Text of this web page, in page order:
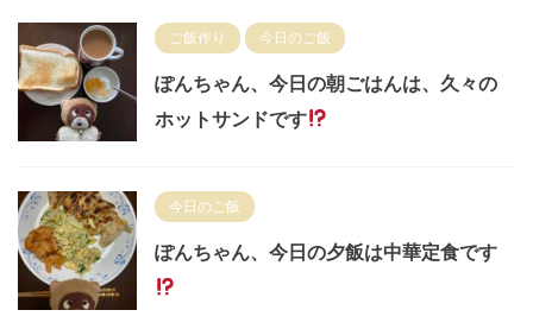
ご飯作り 今日のご飯
ぽんちゃん、今日の朝ごはんは、久々の
ホットサンドです
今日のご飯
ぽんちゃん、今日の夕飯は中華定食です